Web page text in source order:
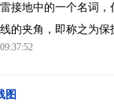
接地中的一个名词
的夹角，即称之为保
图